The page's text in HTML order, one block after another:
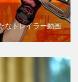
なトレイラー動画